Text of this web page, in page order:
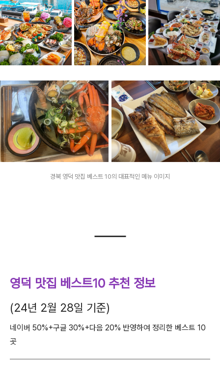
경북 영덕 맛집 베스트 10의 대표적인 메뉴 이미지
영덕 맛집 베스트10 추천 정보
(24년 2월 28일 기준)
네이버 50%+구글 30%+다음 20% 반영하여 정리한 베스트 10
곳